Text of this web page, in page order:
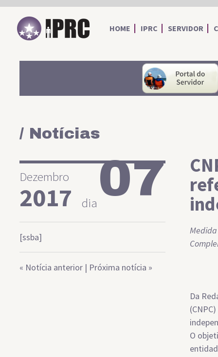
IPRC
HOME IPRC SERVIDOR
/ Notícias
Dezembro
2017 dia07
[ssba]
« Notícia anterior | Próxima notícia »
Da
O